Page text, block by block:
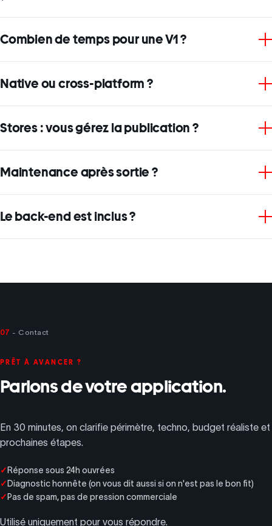
Combien de temps pour une V1 ?
Native ou cross-platform ?
Stores : vous gérez la publication ?
Maintenance après sortie ?
Le back-end est inclus ?
07 - Contact
PRÊT À AVANCER ?
Parlons de votre application.
En 30 minutes, on clarifie périmètre, techno, budget réaliste et
prochaines étapes.
Réponse sous 24h ouvrées
Diagnostic honnête (on vous dit aussi si on n'est pas le bon fit)
Pas de spam, pas de pression commerciale
Utilisé uniquement pour vous répondre.